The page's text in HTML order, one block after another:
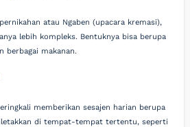
atau Ngaben (upacara kremasi),
lebih kompleks. Bentuknya bisa berupa
berbagai makanan.
memberikan sesajen harian berupa
di tempat-tempat tertentu, seperti